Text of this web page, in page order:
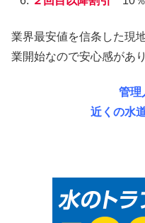
業界最安値を信条した現
業開始なので安心感があり
管理
近くの水